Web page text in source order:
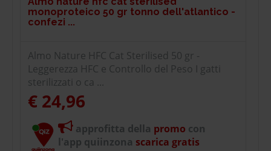
monoproteico 50 gr tonno dell'atlantico -
confezi ...
Almo Nature HFC Cat Sterilised 50 gr -
Leggerezza HFC e Controllo del Peso I gatti
sterilizzati o ca ...
€ 24,96
approfitta della promo con
l'app quiinzona scarica gratis